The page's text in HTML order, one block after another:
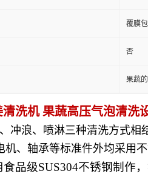
覆膜
否
果蔬
洗机 果蔬高压气泡清洗
冲浪、喷淋三种清洗方式相
、轴承等标准件外均采用不
食品级SUS304不锈钢制作